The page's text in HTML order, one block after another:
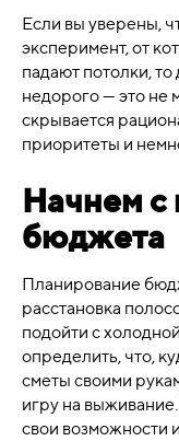
Если вы уверены,
эксперимент, от
падают потолки,
недорого — это не
скрывается
приоритеты и
Начнем с
бюджета
Планирование
расстановка
подойти с
определить, что,
сметы своими
игру на
свои возможности